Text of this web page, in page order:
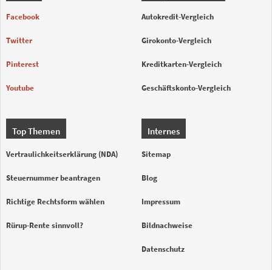
Facebook
Twitter
Pinterest
Youtube
Autokredit-Vergleich
Girokonto-Vergleich
Kreditkarten-Vergleich
Geschäftskonto-Vergleich
Top Themen
Vertraulichkeitserklärung (NDA)
Steuernummer beantragen
Richtige Rechtsform wählen
Rürup-Rente sinnvoll?
Internes
Sitemap
Blog
Impressum
Bildnachweise
Datenschutz